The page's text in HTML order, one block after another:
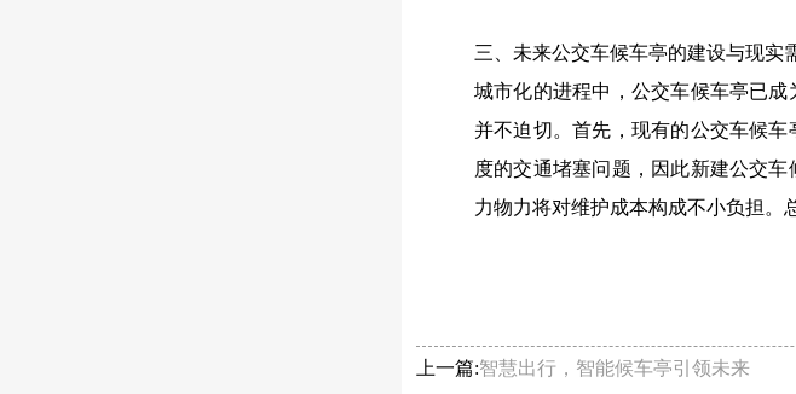
三、未来公交车候车亭的建设与现实
城市化的进程中，公交车候车亭已
并不迫切。首先，现有的公交车候
度的交通堵塞问题，因此新建公交
力物力将对维护成本构成不小负担。
上一篇:智慧出行，智能候车亭引领未来